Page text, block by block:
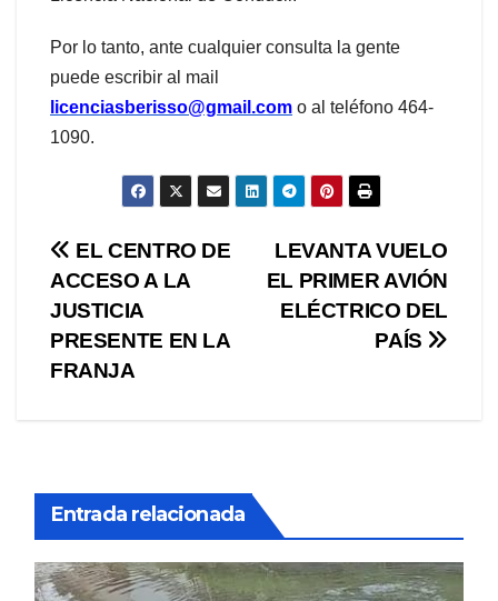
Por lo tanto, ante cualquier consulta la gente
puede escribir al mail
licenciasberisso@gmail.com o al teléfono 464-
1090.
Navegación
de
entradas
LEVANTA VUELO
EL PRIMER AVIÓN
ELÉCTRICO DEL
PAÍS
EL CENTRO DE
ACCESO A LA
JUSTICIA
PRESENTE EN LA
FRANJA
Entrada relacionada